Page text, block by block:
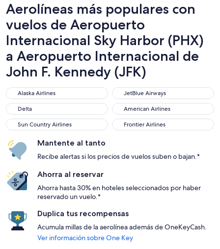
Aerolíneas más populares con
vuelos de Aeropuerto
Internacional Sky Harbor (PHX)
a Aeropuerto Internacional de
John F. Kennedy (JFK)
Alaska Airlines
Alaska Airlines JetBlue Airways
JetBlue Airways
Delta
Delta American Airlines
American Airlines
Sun Country Airlines
Sun Country Airlines Frontier Airlines
Frontier Airlines
Mantente al tanto
Recibe alertas si los precios de vuelos suben o bajan.*
Ahorra al reservar
Ahorra hasta 30% en hoteles seleccionados por haber
reservado un vuelo.*
Duplica tus recompensas
Acumula millas de la aerolínea además de OneKeyCash.
Ver información sobre One Key